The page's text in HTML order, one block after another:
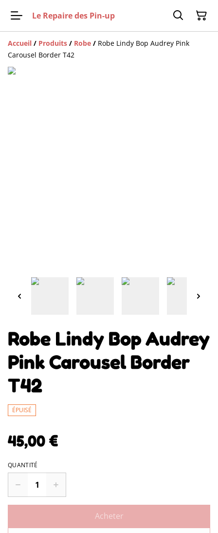
Le Repaire des Pin-up
Accueil / Produits / Robe / Robe Lindy Bop Audrey Pink
Carousel Border T42
Robe Lindy Bop Audrey
Pink Carousel Border
T42
ÉPUISÉ
45,00 €
QUANTITÉ
Acheter